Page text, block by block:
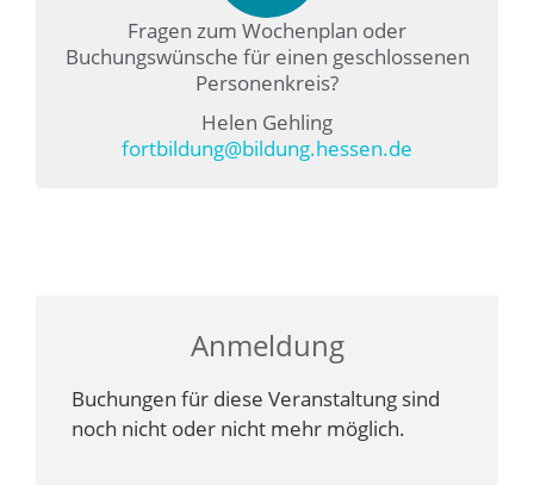
Fragen zum Wochenplan oder
Buchungswünsche für einen geschlossenen
Personenkreis?
Helen Gehling
fortbildung@bildung.hessen.de
Anmeldung
Buchungen für diese Veranstaltung sind
noch nicht oder nicht mehr möglich.